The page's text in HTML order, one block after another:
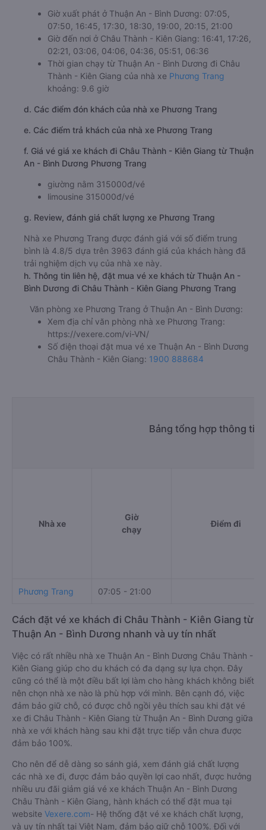
Giờ xuất phát ở Thuận An - Bình Dương: 07:05,
07:50, 16:45, 17:30, 18:30, 19:00, 20:15, 21:00
Giờ đến nơi ở Châu Thành - Kiên Giang: 16:41, 17:26,
02:21, 03:06, 04:06, 04:36, 05:51, 06:36
Thời gian chạy từ Thuận An - Bình Dương đi Châu
Thành - Kiên Giang của nhà xe Phương Trang
khoảng: 9.6 giờ
d. Các điểm đón khách của nhà xe Phương Trang
e. Các điểm trả khách của nhà xe Phương Trang
f. Giá vé giá xe khách đi Châu Thành - Kiên Giang từ Thuận
An - Bình Dương Phương Trang
giường nằm 315000đ/vé
limousine 315000đ/vé
g. Review, đánh giá chất lượng xe Phương Trang
Nhà xe Phương Trang được đánh giá với số điểm trung
bình là 4.8/5 dựa trên 3963 đánh giá của khách hàng đã
trải nghiệm dịch vụ của nhà xe này.
h. Thông tin liên hệ, đặt mua vé xe khách từ Thuận An -
Bình Dương đi Châu Thành - Kiên Giang Phương Trang
Văn phòng xe Phương Trang ở Thuận An - Bình Dương:
Xem địa chỉ văn phòng nhà xe Phương Trang:
https://vexere.com/vi-VN/
Số điện thoại đặt mua vé xe Thuận An - Bình Dương
Châu Thành - Kiên Giang: 1900 888684
Bảng tổng hợp thông tin
Nhà xe
Giờ
chạy
Điểm đi
Phương Trang 07:05 - 21:00
Cách đặt vé xe khách đi Châu Thành - Kiên Giang từ
Thuận An - Bình Dương nhanh và uy tín nhất
Việc có rất nhiều nhà xe Thuận An - Bình Dương Châu Thành -
Kiên Giang giúp cho du khách có đa dạng sự lựa chọn. Đây
cũng có thể là một điều bất lợi làm cho hàng khách không biết
nên chọn nhà xe nào là phù hợp với mình. Bên cạnh đó, việc
đảm bảo giữ chỗ, có được chỗ ngồi yêu thích sau khi đặt vé
xe đi Châu Thành - Kiên Giang từ Thuận An - Bình Dương giữa
nhà xe với khách hàng sau khi đặt trực tiếp vẫn chưa được
đảm bảo 100%.
Cho nên để dễ dàng so sánh giá, xem đánh giá chất lượng
các nhà xe đi, được đảm bảo quyền lợi cao nhất, được hưởng
nhiều ưu đãi giảm giá vé xe khách Thuận An - Bình Dương
Châu Thành - Kiên Giang, hành khách có thể đặt mua tại
website Vexere.com- Hệ thống đặt vé xe khách chất lượng,
và uy tín nhất tại Việt Nam, đảm bảo giữ chỗ 100%. Đối với